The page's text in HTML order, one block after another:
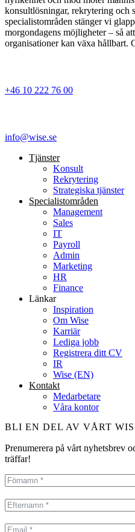
konsultlösningar, rekrytering och
specialistområden stänger vi
morgondagens möjligheter – så
organisationer kan växa hållbart.
+46 10 222 76 00
info@wise.se
Tjänster
Konsult
Rekrytering
Strategiska tjänster
Specialist­områden
Management
Sales
IT
Payroll
Admin
Marketing
HR
Finance
Länkar
Inspiration
Om Wise
Karriär
Lediga jobb
Registrera ditt CV
IR
Wise (EN)
Kontakt
Medarbetare
Våra kontor
BLI EN DEL AV VÅRT
Prenumerera på vårt nyhetsbrev
träffar!